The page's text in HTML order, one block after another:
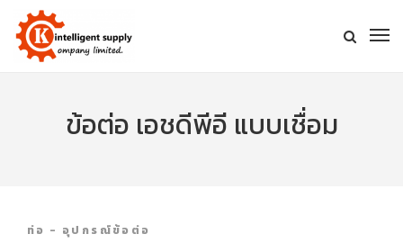
ข้อต่อ เอชดีพีอี แบบเชื่อม
ท่อ - อุปกรณ์ข้อต่อ